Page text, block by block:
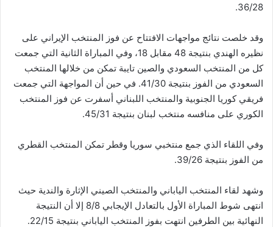
36/28.
وقد خلصت نتائج مواجهات الافتتاح عن فوز المنتخب الإيراني على
نظيره الهندي بنتيجة 48 مقابل 18، وفي المباراة الثانية التي جمعت
كل من المنتخب السعودي والصين تايبة تمكن من خلالها المنتخب
السعودي من الفوز بنتيجة 41/30. في حين أن المواجهة التي جمعت
فريقي كوريا الجنوبية والمنتخب اللبناني أسفرت عن فوز المنتخب
الكوري على منافسه منتخب لبنان بنتيجة 45/31.
وفي اللقاء الذي جمع منتخبي سوريا وقطر تمكن المنتخب القطري
من الفوز بنتيجة 39/26.
وشهد لقاء المنتخب الياباني والمنتخب الصيني الإثارة والندية حيث
انتهى شوط المباراة الأول بالتعادل الإيجابي 8/8 إلا أن النتيجة
النهائية بين الطرفين انتهت بفوز المنتخب الياباني بنتيجة 22/15.